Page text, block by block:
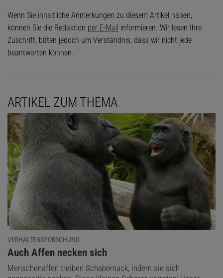
Wenn Sie inhaltliche Anmerkungen zu diesem Artikel haben,
können Sie die Redaktion per E-Mail informieren. Wir lesen Ihre
Zuschrift, bitten jedoch um Verständnis, dass wir nicht jede
beantworten können.
ARTIKEL ZUM THEMA
VERHALTENSFORSCHUNG
:
Auch Affen necken sich
Menschenaffen treiben Schabernack, indem sie sich